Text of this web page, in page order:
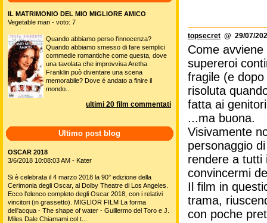
topsecret @ 29/07/
Come
supereroi
fragile (e
risoluta
fatta ai
...ma buona.
Visivamente
personaggio
rendere a tutti
convincermi
Il film in
trama,
con poche
IL MATRIMONIO DEL MIO MIGLIORE AMICO
Vegetable man - voto: 7
Quando abbiamo perso l'innocenza?
Quando abbiamo smesso di fare semplici
commedie romantiche come questa, dove
una tavolata che improvvisa Aretha
Franklin può diventare una scena
memorabile? Dove é andato a finire il
mondo...
ultimi 20 film commentati
Ultimo post blog
OSCAR 2018
3/6/2018 10:08:03 AM - Kater
Si è celebrata il 4 marzo 2018 la 90° edizione della
Cerimonia degli Oscar, al Dolby Theatre di Los Angeles.
Ecco l'elenco completo degli Oscar 2018, con i relativi
vincitori (in grassetto). MIGLIOR FILM La forma
dell'acqua - The shape of water - Guillermo del Toro e J.
Miles Dale Chiamami col t...